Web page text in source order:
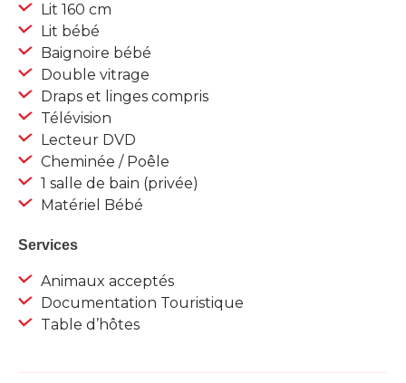
Lit 160 cm
Lit bébé
Baignoire bébé
Double vitrage
Draps et linges compris
Télévision
Lecteur DVD
Cheminée / Poêle
1 salle de bain (privée)
Matériel Bébé
Services
Animaux acceptés
Documentation Touristique
Table d’hôtes